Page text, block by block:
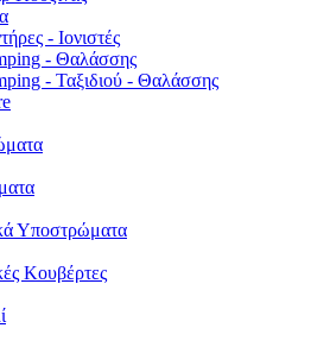
- Ιονιστές
- Θαλάσσης
- Ταξιδιού - Θαλάσσης
Υποστρώματα
Κουβέρτες